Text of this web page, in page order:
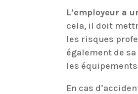
L’employeur a
cela, il doit
les risques
également de
les
En cas